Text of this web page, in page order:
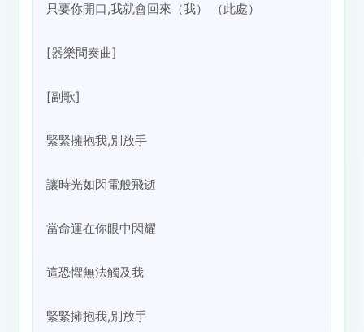
只要你開口,我就會回來（我） （此處）
[器樂間奏曲]
[副歌]
緊緊擁抱我,別放手
讓時光如閃電般飛逝
當命運在你眼中閃耀
這恐懼無法觸及我
緊緊擁抱我,別放手